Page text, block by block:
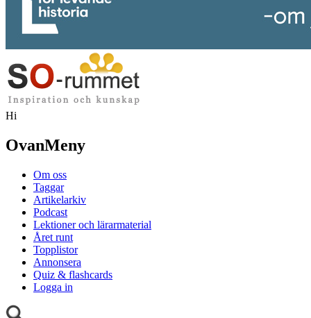
Hi
OvanMeny
Om oss
Taggar
Artikelarkiv
Podcast
Lektioner och lärarmaterial
Året runt
Topplistor
Annonsera
Quiz & flashcards
Logga in